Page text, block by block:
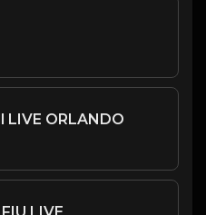
LIVE ORLANDO